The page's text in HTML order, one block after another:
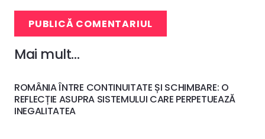
PUBLICĂ COMENTARIUL
Mai mult…
ROMÂNIA ÎNTRE CONTINUITATE ȘI SCHIMBARE: O
REFLECȚIE ASUPRA SISTEMULUI CARE PERPETUEAZĂ
INEGALITATEA